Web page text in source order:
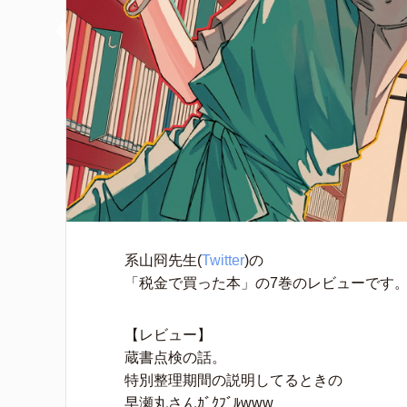
系山冏先生(Twitter)の
「税金で買った本」の7巻のレビューです
【レビュー】
蔵書点検の話。
特別整理期間の説明してるときの
早瀬丸さんｶﾞｸﾌﾞﾙwww